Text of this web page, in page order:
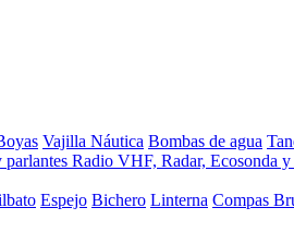
Vajilla Náutica Bombas de agua
Radio VHF, Radar, Ecosonda
Espejo Bichero Linterna Compas